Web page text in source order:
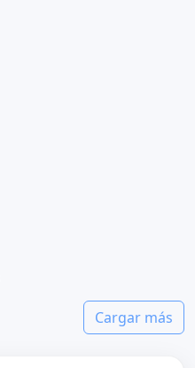
Cargar más